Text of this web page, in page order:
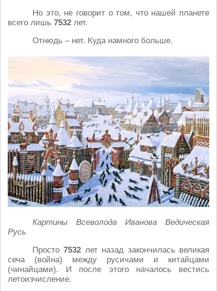
Но это, не говорит о том, что нашей планете
всего лишь 7532 лет.
Отнюдь – нет. Куда намного больше.
Картины Всеволода Иванова Ведическая
Русь
Просто7532 лет назад закончилась великая
сеча (война) между русичами и китайцами
(чинайцами). И после этого началось вестись
летоизчисление.